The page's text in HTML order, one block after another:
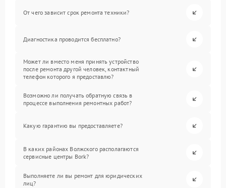
От чего зависит срок ремонта техники?
Диагностика проводится бесплатно?
Может ли вместо меня принять устройство
после ремонта другой человек, контактный
телефон которого я предоставлю?
Возможно ли получать обратную связь в
процессе выполнения ремонтных работ?
Какую гарантию вы предоставляете?
В каких районах Волжского располагаются
сервисные центры Bork?
Выполняете ли вы ремонт для юридических
лиц?